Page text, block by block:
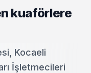
kuaförlere
Kocaeli
İşletmecileri